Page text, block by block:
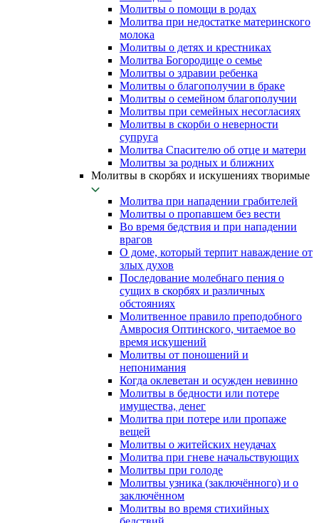
Молитвы о помощи в родах
Молитва при недостатке материнского
молока
Молитвы о детях и крестниках
Молитва Богородице о семье
Молитвы о здравии ребенка
Молитвы о благополучии в браке
Молитвы о семейном благополучии
Молитвы при семейных несогласиях
Молитвы в скорби о неверности
супруга
Молитва Спасителю об отце и матери
Молитвы за родных и ближних
Молитвы в скорбях и искушениях творимые
Молитва при нападении грабителей
Молитвы о пропавшем без вести
Во время бедствия и при нападении
врагов
О доме, который терпит наваждение от
злых духов
Последование молебнаго пения о
сущих в скорбях и различных
обстояниях
Молитвенное правило преподобного
Амвросия Оптинского, читаемое во
время искушений
Молитвы от поношений и
непонимания
Когда оклеветан и осужден невинно
Молитвы в бедности или потере
имущества, денег
Молитва при потере или пропаже
вещей
Молитвы о житейских неудачах
Молитва при гневе начальствующих
Молитвы при голоде
Молитвы узника (заключённого) и о
заключённом
Молитвы во время стихийных